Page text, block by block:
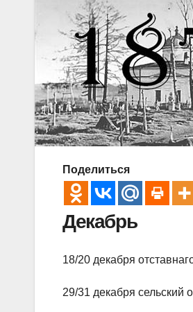
Поделиться
Декабрь
18/20 декабря
29/31 декабря сельский